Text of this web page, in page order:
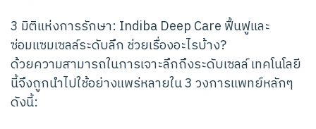
3 มิติแห่งการรักษา: Indiba Deep Care ฟื้นฟูและ
ซ่อมแซมเซลล์ระดับลึก ช่วยเรื่องอะไรบ้าง?
ด้วยความสามารถในการเจาะลึกถึงระดับเซลล์ เทคโนโลยี
นี้จึงถูกนำไปใช้อย่างแพร่หลายใน 3 วงการแพทย์หลักๆ
ดังนี้: